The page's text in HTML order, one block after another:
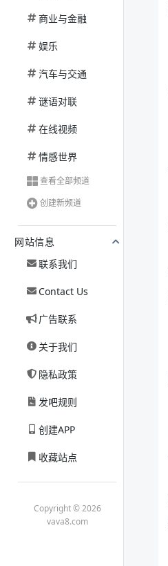
商业与金融
娱乐
汽车与交通
谜语对联
在线视频
情感世界
查看全部频道
创建新频道
网站信息
联系我们
Contact Us
广告联系
关于我们
隐私政策
发吧规则
创建APP
收藏站点
Copyright © 2026
vava8.com